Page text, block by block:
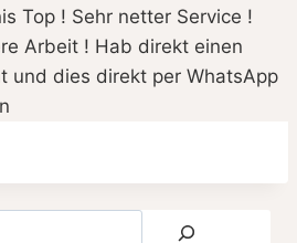
Top ! Sehr netter Service !
Arbeit ! Hab direkt einen
und dies direkt per WhatsApp